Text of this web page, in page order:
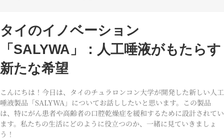
タイのイノベーション
「SALYWA」：人工唾液がもたらす
新たな希望
こんにちは！今日は、タイのチュラロンコン大学が開発した新しい人工
唾液製品「SALYWA」についてお話ししたいと思います。この製品
は、特にがん患者や高齢者の口腔乾燥症を緩和するために設計されてい
ます。私たちの生活にどのように役立つのか、一緒に見ていきましょ
う！